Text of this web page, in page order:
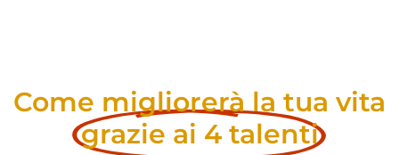
Come migliorerà la tua vita
grazie ai 4 talenti